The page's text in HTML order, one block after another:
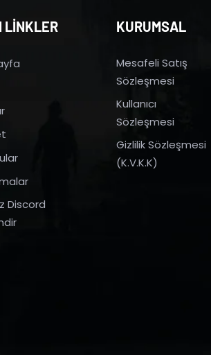
LİNKLER
Discord
KURUMSAL
Mesafeli Satış
Sözleşmesi
Kullanıcı
Sözleşmesi
Gizlilik Sözleşmesi
(K.V.K.K)